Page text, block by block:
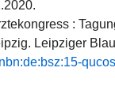
:
Leipziger